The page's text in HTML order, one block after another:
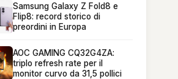
Samsung Galaxy Z Fold8 e
Flip8: record storico di
preordini in Europa
AOC GAMING CQ32G4ZA:
triplo refresh rate per il
monitor curvo da 31,5 pollici